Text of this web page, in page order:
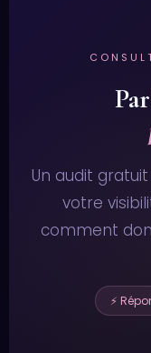
Un audit
votre
comment
⚡